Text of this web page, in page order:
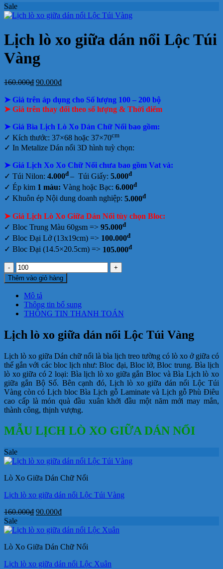
nay
tại
giá
Treo
Tường
giá
Bloc
Khổ
Mẫu
Tết
TLV
ở
lịch
Bloc
đẹp
luận
Bảng
giá
Sale
Lịch lò xo giữa dán nổi Lộc Túi
Vàng
160.000₫ Giá
là:
160.000₫.
90.000₫Giá
tại
là:
➤ Giá trên áp dụng cho Số lượng 100 – 200 bộ
➤ Giá trên thay đổi theo số lượng & Thời điểm
➤ Giá Bìa Lịch Lò Xo Dán Chữ Nổi bao gồm:
✓ Kích thước: 37×68 hoặc 37×70cm
✓ In Metalize Dán nổi 3D hình tuỳ chọn:
➤ Giá Lịch Xo Xo Chữ Nổi chưa bao gồm Vat và:
✓ Túi Nilon: 4.000đ – Túi Giấy: 5.000đ
✓ Ép kim 1 màu: Vàng hoặc Bạc: 6.000đ
✓ Khuôn ép Nội dung doanh nghiệp: 5.000đ
➤ Giá Lịch Lò Xo Giữa Dán Nổi tùy chọn Bloc:
✓ Bloc Trung Màu 60gsm => 95.000đ
✓ Bloc Đại Lở (13x19cm) => 100.000đ
✓ Bloc Đại (14.5×20.5cm) => 105.000đ
Lịch
lò
xo
giữa
dán
nổi
Lộc
Túi
Vàng
lượng
Thêm vào giỏ hàng
Mô tả
Thông tin bổ sung
THÔNG TIN THANH TOÁN
Lịch lò xo giữa dán nổi Lộc Túi Vàng
Lịch lò xo giữa Dán chữ nổi là bìa lịch treo tường có lò xo ở giữa có
thể gắn với các bloc lịch như: Bloc đại, Bloc lở, Bloc trung. Bìa lịch
lò xo giữa có 2 loại: Bìa lịch lò xo giữa gắn Bloc và Bìa Lịch lò xo
giữa gắn Bộ Số. Bên cạnh đó, Lịch lò xo giữa dán nổi Lộc Túi
Vàng còn có Lịch bloc Bìa Lịch gỗ Laminate và Lịch gỗ Phù Điêu
cao cấp là món quà đầu xuân khởi đầu một năm mới may mắn,
thành công, thịnh vượng.
MẪU LỊCH LÒ XO GIỮA DÁN NỔI
Sale
Lò Xo Giữa Dán Chữ Nổi
Lịch lò xo giữa dán nổi Lộc Túi Vàng
160.000₫ Giá
là:
90.000₫Giá
tại
90.000₫.
Sale
Lò Xo Giữa Dán Chữ Nổi
Lịch lò xo giữa dán nổi Lộc Xuân